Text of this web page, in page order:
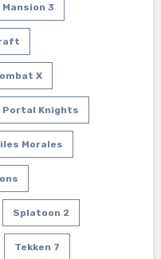
Mansion 3
X
Portal Knights
Morales
Splatoon 2
Tekken 7